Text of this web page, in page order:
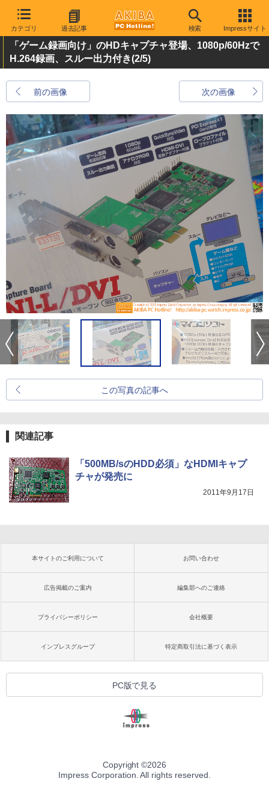
カテゴリ 過去記事 検索 Impressサイト
「ゲーム録画向け」のHDキャプチャ登場、1080p/60Hzで
H.264録画、スルー出力付き(2/5)
前の画像 次の画像
この写真の記事へ
関連記事
「500MB/sのHDD必須」なHDMIキャプ
チャが発売に
2011年9月17日
本サイトのご利用について お問い合わせ
広告掲載のご案内 編集部へのご連絡
プライバシーポリシー 会社概要
インプレスグループ 特定商取引法に基づく表示
PC版で見る
Copyright ©2026
Impress Corporation. All rights reserved.